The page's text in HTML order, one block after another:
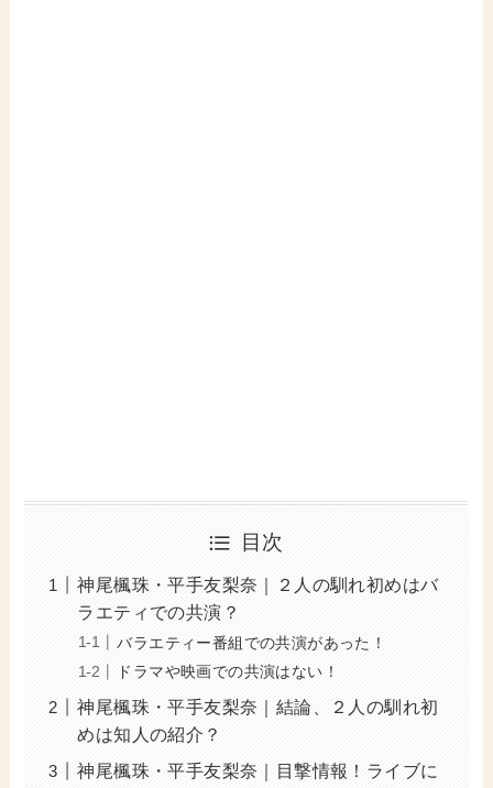
目次
神尾楓珠・平手友梨奈｜２人の馴れ初めはバ
ラエティでの共演？
バラエティー番組での共演があった！
ドラマや映画での共演はない！
神尾楓珠・平手友梨奈｜結論、２人の馴れ初
めは知人の紹介？
神尾楓珠・平手友梨奈｜目撃情報！ライブに